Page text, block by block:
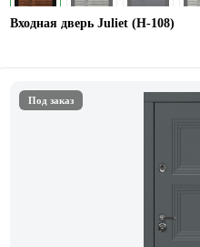
Входная дверь Juliet (Н-108)
Под заказ